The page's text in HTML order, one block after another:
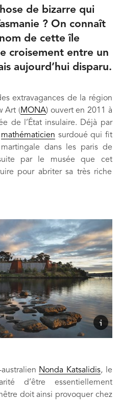
de bizarre qui
? On connaît
de cette île
croisement entre un
aujourd’hui disparu.
extravagances de la région
Art ( MONA) ouvert en 2011 à
de l’État insulaire. Déjà par
mathématicien surdoué qui fit
dans les paris de
par le musée que cet
pour abriter sa très riche
Nonda Katsalidis, le
d’être essentiellement
doit ainsi provoquer chez